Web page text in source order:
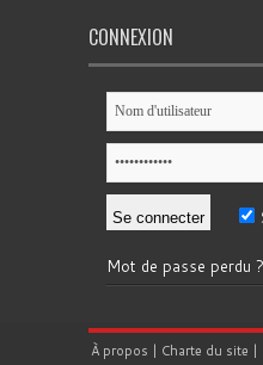
CONNEXION
Mot de passe perdu ?
À propos | Charte du site |